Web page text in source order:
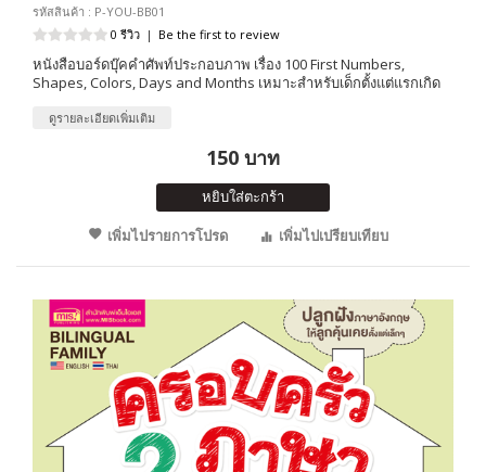
รหัสสินค้า : P-YOU-BB01
0 รีวิว | Be the first to review
หนังสือบอร์ดบุ๊คคำศัพท์ประกอบภาพ เรื่อง 100 First Numbers,
Shapes, Colors, Days and Months เหมาะสำหรับเด็กตั้งแต่แรกเกิด
ดูรายละเอียดเพิ่มเติม
150 บาท
หยิบใส่ตะกร้า
เพิ่มไปรายการโปรด
เพิ่มไปเปรียบเทียบ